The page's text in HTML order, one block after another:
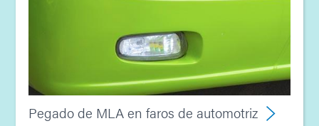
Pegado de MLA en faros de automotriz